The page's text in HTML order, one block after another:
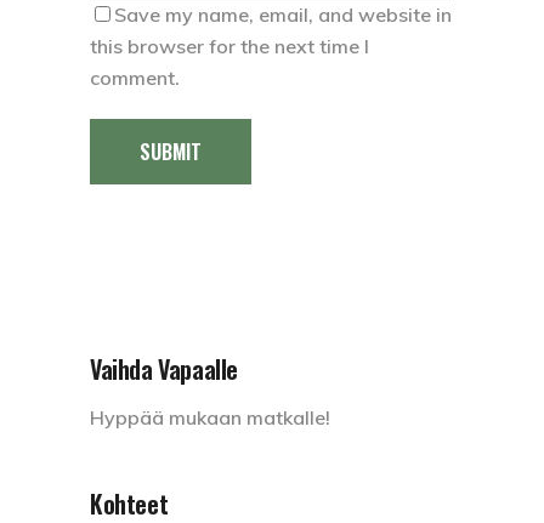
Save my name, email, and website in
this browser for the next time I
comment.
SUBMIT
Vaihda Vapaalle
Hyppää mukaan matkalle!
Kohteet